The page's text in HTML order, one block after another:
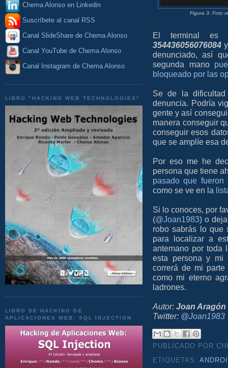
Chema Alonso en Linkedin
Suscríbete al canal RSS
Canal SlideShare de Chema Alonso
Canal YouTube de Chema Alonso
Canal Instagram de Chema Alonso
LIBRO "HACKING WEB TECHNOLOGIES"
LIBRO DE HACKING DE
APLICACIONES WEB: SQL INJECTION
Figura 3: Foto
El terminal
354436056076084
denunciado, así
segunda mano
bloqueado por las
Se de la
denuncia. Podría
gente y así
manera conseguir
conseguir esos
que se amplíe esa
Por eso me he
persona que tiene
pasado que
como se ve en la
Si lo conoces, por
(@Joan1983) o
robo sabrás lo que
para localizar a
antemano por toda
esta persona y mi
correrá de mi
como mi eterno
ladrones.
Autor: Joan Aragón
Twitter: @Joan1983
PUBLICADO POR
ETIQUETAS: